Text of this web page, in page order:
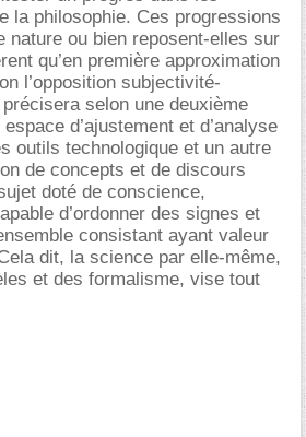
la philosophie. Ces progressions
nature ou bien reposent-elles sur
qu’en première approximation
l’opposition subjectivité-
selon une deuxième
d’ajustement et d’analyse
outils technologique et un autre
de concepts et de discours
doté de conscience,
d’ordonner des signes et
consistant ayant valeur
dit, la science par elle-même,
et des formalisme, vise tout